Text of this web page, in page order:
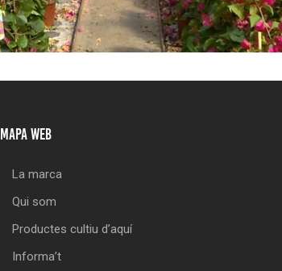
MAPA WEB
La marca
Qui som
Productes cultiu d’aquí
Informa’t